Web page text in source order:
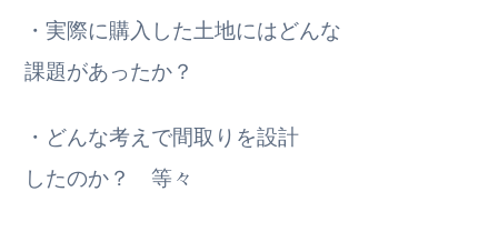
・実際に購入した土地にはどんな
課題があったか？
・どんな考えで間取りを設計
したのか？ 等々